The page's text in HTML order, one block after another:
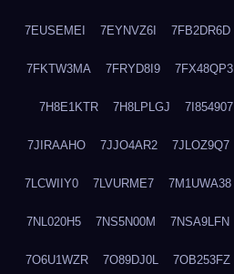
7EUSEMEI 7EYNVZ6I 7FB2DR6D
7FKTW3MA 7FRYD8I9 7FX48QP3
7H8E1KTR 7H8LPLGJ 7I854907
7JIRAAHO 7JJO4AR2 7JLOZ9Q7
7LCWIIY0 7LVURME7 7M1UWA38
7NL020H5 7NS5N00M 7NSA9LFN
7O6U1WZR 7O89DJ0L 7OB253FZ